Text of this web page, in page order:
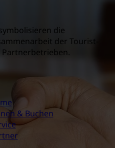
die
der Tourist-
& Buchen